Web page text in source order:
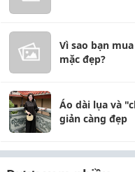
Vì sao bạn
mặc đẹp?
Áo dài lụa và
giản càng đẹp